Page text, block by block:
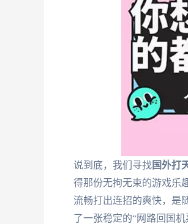
说到底，我们寻找国外打
得那份无拘无束的游戏乐
流畅打出连招的爽快，是
了一张稳定的“网路回国